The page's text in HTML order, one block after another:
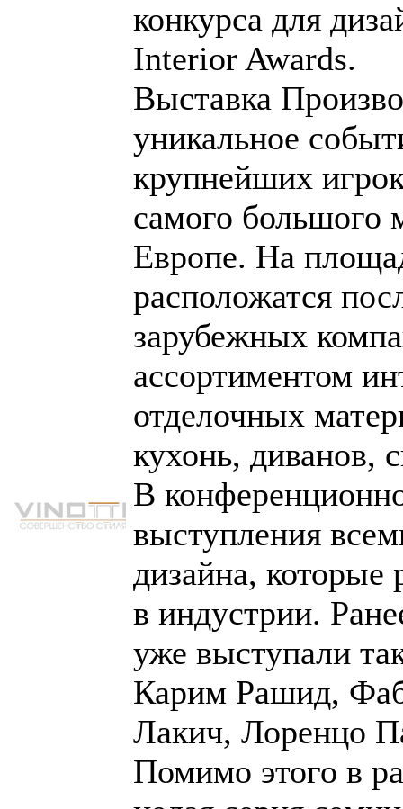
конкурса для
Interior Awards.
Выставка
уникальное
крупнейших
самого большого
Европе. На
расположатся
зарубежных
ассортиментом
отделочных
кухонь, диванов,
В
выступления
дизайна, которые
в индустрии.
уже выступали
Карим Рашид,
Лакич, Лоренцо
Помимо этого в